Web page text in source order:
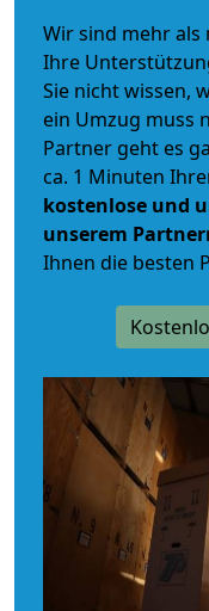
Wir sind mehr
Ihre
Sie nicht wissen,
ein Umzug muss
Partner geht es
ca. 1 Minuten
kostenlose und
unserem
Ihnen die besten